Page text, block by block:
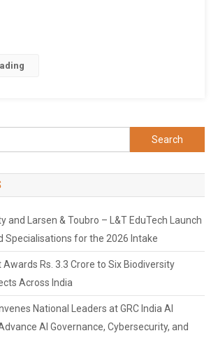
Search
for:
and Larsen & Toubro – L&T EduTech Launch
Specialisations for the 2026 Intake
Rs. 3.3 Crore to Six Biodiversity
Across India
National Leaders at GRC India AI
AI Governance, Cybersecurity, and